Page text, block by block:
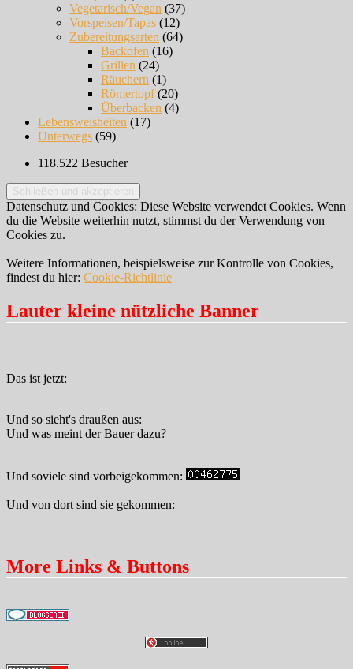
Vegetarisch/Vegan (37)
Vorspeisen/Tapas (12)
Zubereitungsarten (64)
Backofen (16)
Grillen (24)
Räuchern (1)
Römertopf(20)
Überbacken (4)
Lebensweisheiten (17)
Unterwegs (59)
118.522 Besucher
Datenschutz und Cookies: Diese Website verwendet Cookies. Wenn
du die Website weiterhin nutzt, stimmst du der Verwendung von
Cookies zu.
Weitere Informationen, beispielsweise zur Kontrolle von Cookies,
findest du hier: Cookie-Richtlinie
Lauter kleine nützliche Banner
Das ist jetzt:
Und so sieht's draußen aus:
Und was meint der Bauer dazu?
Und soviele sind vorbeigekommen:
Und von dort sind sie gekommen:
More Links & Buttons